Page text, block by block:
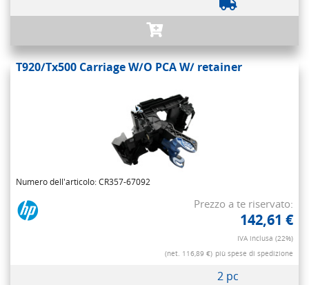
T920/Tx500 Carriage W/O PCA W/ retainer
Numero dell'articolo: CR357-67092
Prezzo a te riservato:
142,61 €
IVA inclusa (22%)
(net. 116,89 €) più spese di spedizione
2 pc